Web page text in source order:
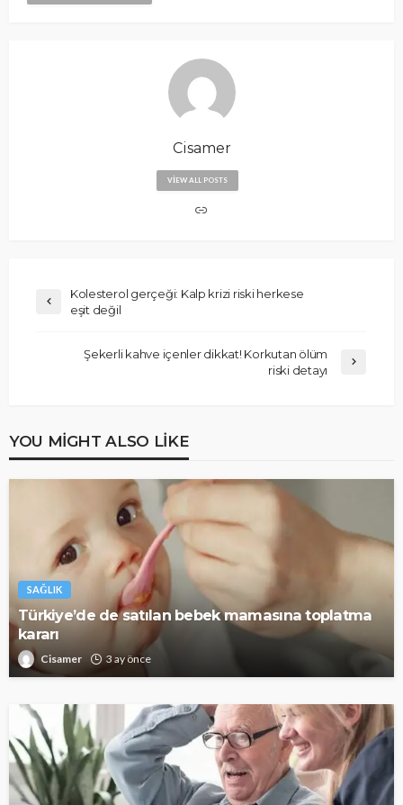
Cisamer
VIEW ALL POSTS
Kolesterol gerçeği: Kalp krizi riski herkese
eşit değil
Şekerli kahve içenler dikkat! Korkutan ölüm
riski detayı
YOU MIGHT ALSO LIKE
SAĞLIK
Türkiye’de de satılan bebek mamasına toplatma
kararı
Cisamer 3 ay önce